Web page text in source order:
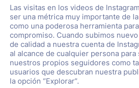
Las visitas en los videos de
ser una métrica muy importante de
como una poderosa herramienta
compromiso. Cuando subimos
de calidad a nuestra cuenta de
al alcance de cualquier persona
nuestros propios seguidores como
usuarios que descubran nuestra
la opción “Explorar”.